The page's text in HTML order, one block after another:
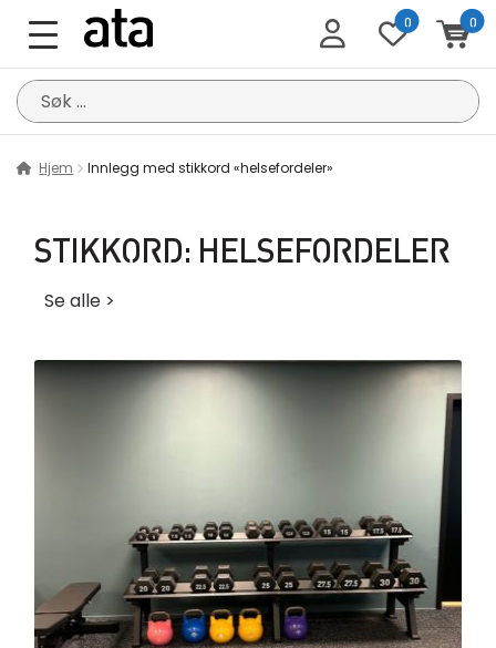
0 0
Søk
etter:
Hjem Innlegg med stikkord «helsefordeler»
STIKKORD: HELSEFORDELER
Se alle >